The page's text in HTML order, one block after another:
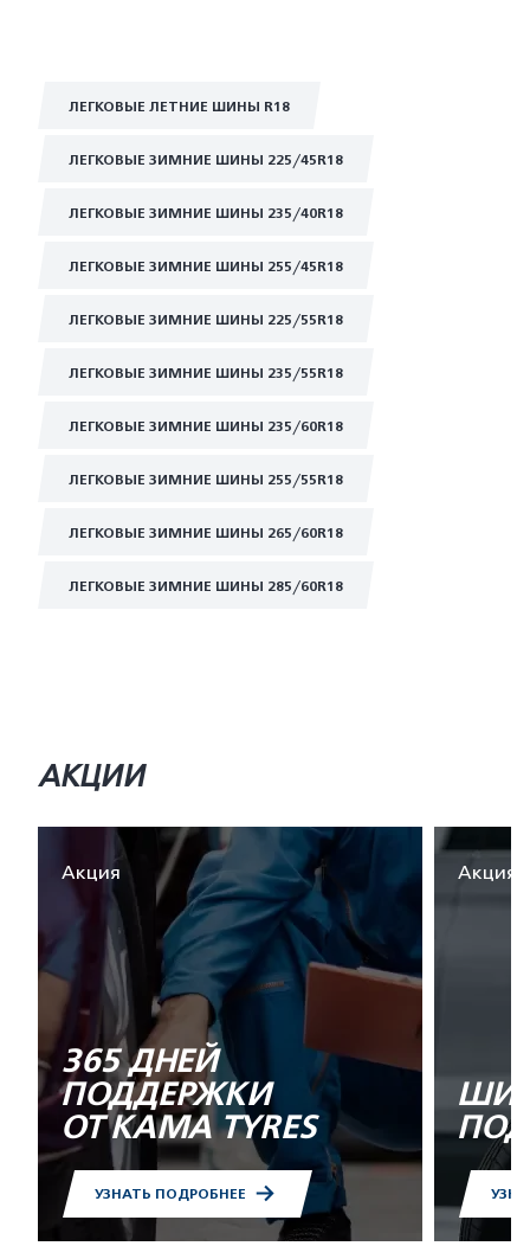
ЛЕГКОВЫЕ ЛЕТНИЕ ШИНЫ R18
ЛЕГКОВЫЕ ЗИМНИЕ ШИНЫ 225/45R18
ЛЕГКОВЫЕ ЗИМНИЕ ШИНЫ 235/40R18
ЛЕГКОВЫЕ ЗИМНИЕ ШИНЫ 255/45R18
ЛЕГКОВЫЕ ЗИМНИЕ ШИНЫ 225/55R18
ЛЕГКОВЫЕ ЗИМНИЕ ШИНЫ 235/55R18
ЛЕГКОВЫЕ ЗИМНИЕ ШИНЫ 235/60R18
ЛЕГКОВЫЕ ЗИМНИЕ ШИНЫ 255/55R18
ЛЕГКОВЫЕ ЗИМНИЕ ШИНЫ 265/60R18
ЛЕГКОВЫЕ ЗИМНИЕ ШИНЫ 285/60R18
АКЦИИ
Акция
365 ДНЕЙ
ПОДДЕРЖКИ
ОТ KAMA TYRES
УЗНАТЬ ПОДРОБНЕЕ
Акция